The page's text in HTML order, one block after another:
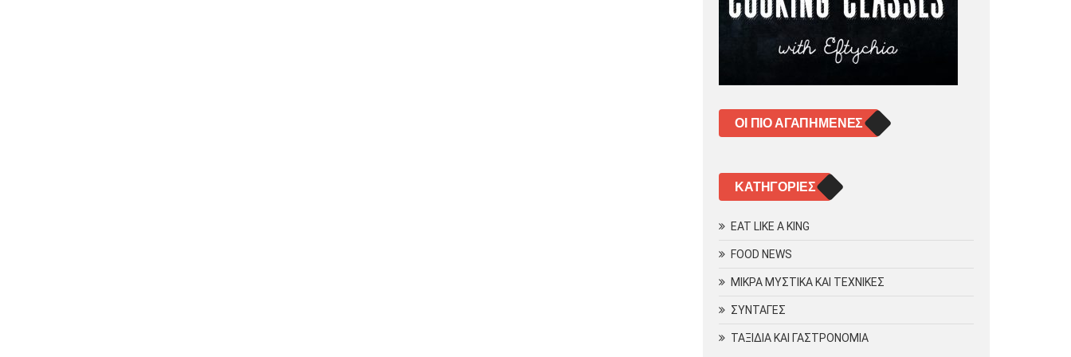
ΟΙ ΠΙΟ ΑΓΑΠΗΜΈΝΕΣ
KΑΤΗΓΟΡΊΕΣ
EAT LIKE A KING
FOOD NEWS
ΜΙΚΡΑ ΜΥΣΤΙΚΑ ΚΑΙ ΤΕΧΝΙΚΕΣ
ΣΥΝΤΑΓΕΣ
ΤΑΞΙΔΙΑ ΚΑΙ ΓΑΣΤΡΟΝΟΜΙΑ